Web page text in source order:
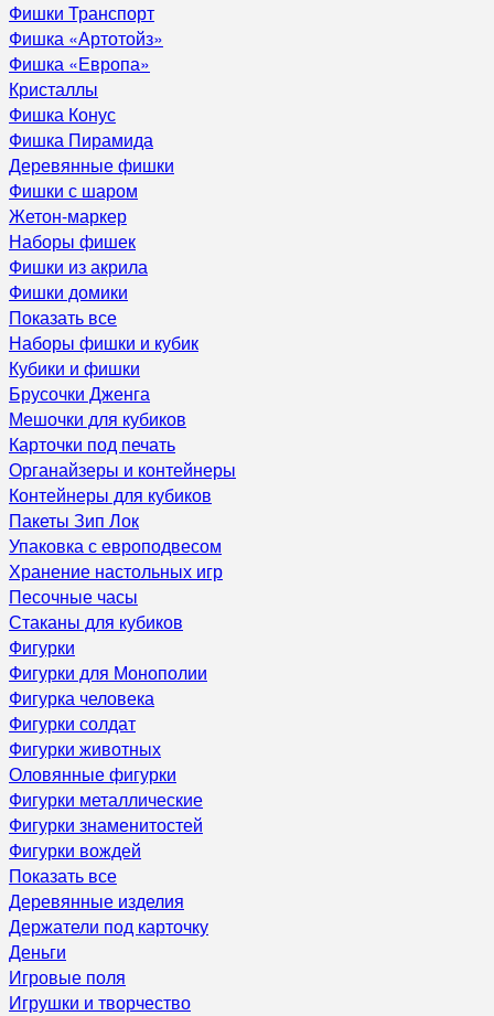
Фишки Транспорт
Фишка «Артотойз»
Фишка «Европа»
Кристаллы
Фишка Конус
Фишка Пирамида
Деревянные фишки
Фишки с шаром
Жетон-маркер
Наборы фишек
Фишки из акрила
Фишки домики
Показать все
Наборы фишки и кубик
Кубики и фишки
Брусочки Дженга
Мешочки для кубиков
Карточки под печать
Органайзеры и контейнеры
Контейнеры для кубиков
Пакеты Зип Лок
Упаковка с европодвесом
Хранение настольных игр
Песочные часы
Стаканы для кубиков
Фигурки
Фигурки для Монополии
Фигурка человека
Фигурки солдат
Фигурки животных
Оловянные фигурки
Фигурки металлические
Фигурки знаменитостей
Фигурки вождей
Показать все
Деревянные изделия
Держатели под карточку
Деньги
Игровые поля
Игрушки и творчество